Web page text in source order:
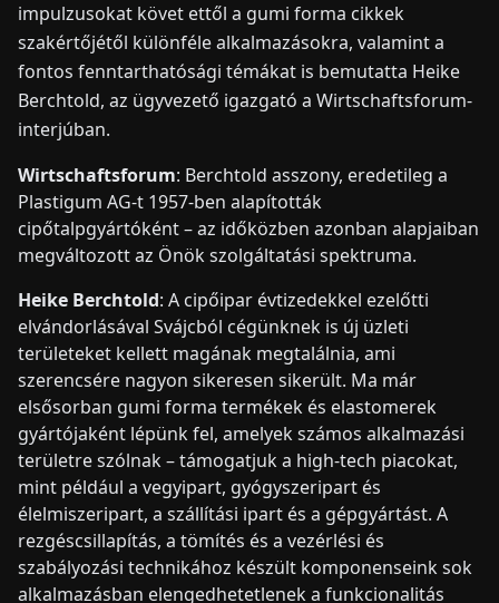
impulzusokat követ ettől a gumi forma cikkek
szakértőjétől különféle alkalmazásokra, valamint a
fontos fenntarthatósági témákat is bemutatta Heike
Berchtold, az ügyvezető igazgató a Wirtschaftsforum-
interjúban.
Wirtschaftsforum: Berchtold asszony, eredetileg a
Plastigum AG-t 1957-ben alapították
cipőtalpgyártóként – az időközben azonban alapjaiban
megváltozott az Önök szolgáltatási spektruma.
Heike Berchtold: A cipőipar évtizedekkel ezelőtti
elvándorlásával Svájcból cégünknek is új üzleti
területeket kellett magának megtalálnia, ami
szerencsére nagyon sikeresen sikerült. Ma már
elsősorban gumi forma termékek és elastomerek
gyártójaként lépünk fel, amelyek számos alkalmazási
területre szólnak – támogatjuk a high-tech piacokat,
mint például a vegyipart, gyógyszeripart és
élelmiszeripart, a szállítási ipart és a gépgyártást. A
rezgéscsillapítás, a tömítés és a vezérlési és
szabályozási technikához készült komponenseink sok
alkalmazásban elengedhetetlenek a funkcionalitás